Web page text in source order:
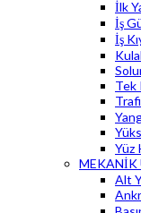
İlk
İş
İş
Tek
Yüz
MEKANİK
Alt